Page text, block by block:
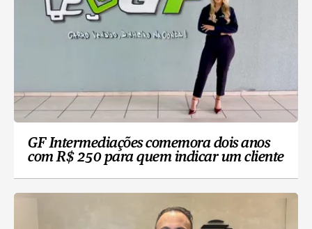
GF Intermediações comemora dois anos
com R$ 250 para quem indicar um cliente